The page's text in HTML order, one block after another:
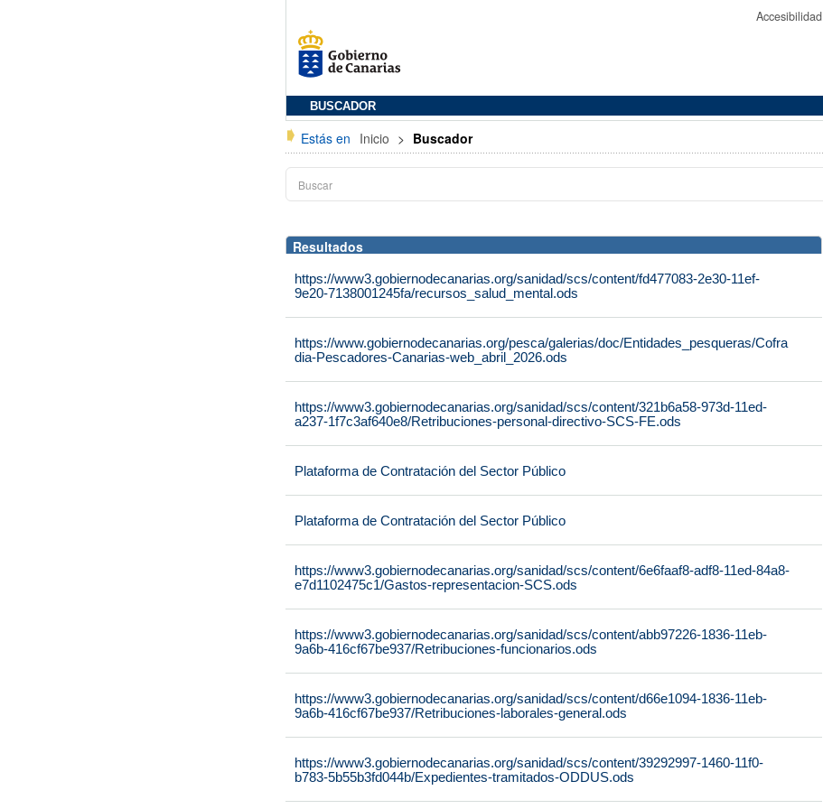
Accesibilidad
BUSCADOR
Estás en Inicio > Buscador
Resultados
https://www3.gobiernodecanarias.org/sanidad/scs/content/fd477083-2e30-11ef-
9e20-7138001245fa/recursos_salud_mental.ods
https://www.gobiernodecanarias.org/pesca/galerias/doc/Entidades_pesqueras/Cofra
dia-Pescadores-Canarias-web_abril_2026.ods
https://www3.gobiernodecanarias.org/sanidad/scs/content/321b6a58-973d-11ed-
a237-1f7c3af640e8/Retribuciones-personal-directivo-SCS-FE.ods
Plataforma de Contratación del Sector Público
Plataforma de Contratación del Sector Público
https://www3.gobiernodecanarias.org/sanidad/scs/content/6e6faaf8-adf8-11ed-84a8-
e7d1102475c1/Gastos-representacion-SCS.ods
https://www3.gobiernodecanarias.org/sanidad/scs/content/abb97226-1836-11eb-
9a6b-416cf67be937/Retribuciones-funcionarios.ods
https://www3.gobiernodecanarias.org/sanidad/scs/content/d66e1094-1836-11eb-
9a6b-416cf67be937/Retribuciones-laborales-general.ods
https://www3.gobiernodecanarias.org/sanidad/scs/content/39292997-1460-11f0-
b783-5b55b3fd044b/Expedientes-tramitados-ODDUS.ods